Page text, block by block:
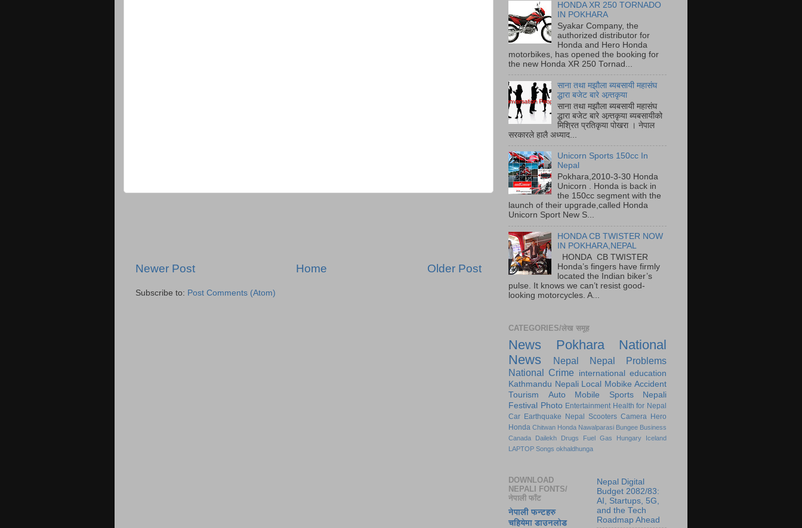
Newer Post Older Post
Home
Subscribe to: Post Comments (Atom)
HONDA XR 250 TORNADO
IN POKHARA
Syakar Company, the
authorized distributor for
Honda and Hero Honda
motorbikes, has opened the booking for
the new Honda XR 250 Tornad...
साना तथा मझौला ब्यबसायी महासंघ
द्धारा बजेट बारे अन्र्तकृया
साना तथा मझौला ब्यबसायी महासंघ
द्धारा बजेट बारे अन्र्तकृया ब्यबसायीको
मिश्रित प्रतिकृया पोखरा । नेपाल
सरकारले हालै अध्याद...
Unicorn Sports 150cc In
Nepal
Pokhara,2010-3-30 Honda
Unicorn . Honda is back in
the 150cc segment with the
launch of their upgrade,called Honda
Unicorn Sport New S...
HONDA CB TWISTER NOW
IN POKHARA,NEPAL
HONDA CB TWISTER
Honda’s fingers have firmly
located the Indian biker’s
pulse. It knows we can’t resist good-
looking motorcycles. A...
CATEGORIES/लेख समूह
News Pokhara
National
News
Nepal
Nepal Problems
National Crime international education
Kathmandu Nepali Local Mobike Accident
Tourism
Auto Mobile Sports
Nepali
Festival Photo Entertainment Health for Nepal
Car Earthquake Nepal Scooters Camera Hero
Honda Chitwan Honda Nawalparasi Bungee Business
Canada
Dailekh Drugs Fuel Gas Hungary
Iceland
LAPTOP Songs okhaldhunga
DOWNLOAD
NEPALI FONTS/
नेपाली फाँट
नेपाली फन्टहरु
चहियेमा डाउनलोड
Nepal Digital
Budget 2082/83:
AI, Startups, 5G,
and the Tech
Roadmap Ahead